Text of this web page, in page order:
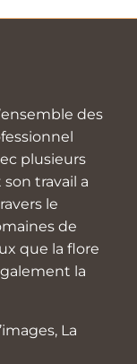
des
plusieurs
travail a
le
de
que la flore
la
La